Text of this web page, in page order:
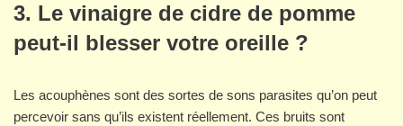
3. Le vinaigre de cidre de pomme
peut-il blesser votre oreille ?
Les acouphènes sont des sortes de sons parasites qu’on peut
percevoir sans qu’ils existent réellement. Ces bruits sont